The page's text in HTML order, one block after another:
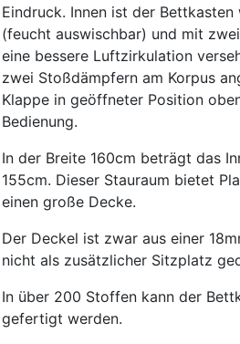
Eindruck. Innen ist der
(feucht auswischbar) und mit
eine bessere Luftzirkulation
zwei Stoßdämpfern am Korpus
Klappe in geöffneter Position
Bedienung.
In der Breite 160cm beträgt das
155cm. Dieser Stauraum bietet
einen große Decke.
Der Deckel ist zwar aus einer
nicht als zusätzlicher Sitzplatz
In über 200 Stoffen kann der
gefertigt werden.